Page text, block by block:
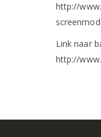
http://
Link naar
http://